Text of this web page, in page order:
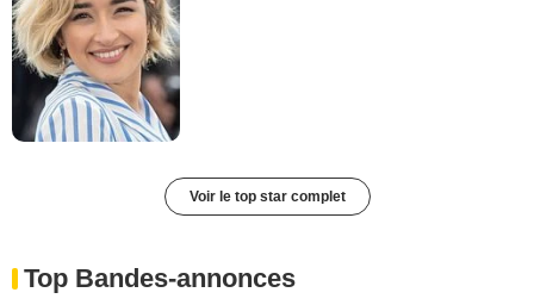
Voir le top star complet
Top Bandes-annonces